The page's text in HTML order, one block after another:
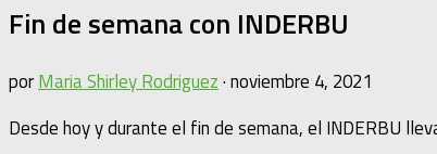
Fin de semana con INDERBU
porMaria Shirley Rodriguez·noviembre 4, 2021
Desde hoy y durante el fin de semana, el INDERBU